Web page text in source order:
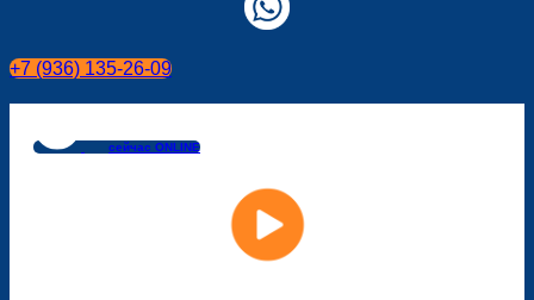
+7 (936) 135-26-09
сейчас ONLINE